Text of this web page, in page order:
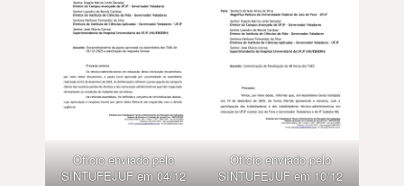
Ofício enviado pelo
SINTUFEJUF em 04/12
Ofício enviado pelo
SINTUFEJUF em 10/12